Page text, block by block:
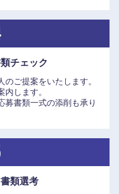
チェック
ご提案をいたします。
します。
募書類一式の添削も承り
類選考